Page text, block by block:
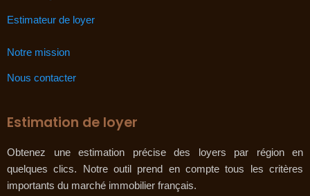
Estimateur de loyer
Notre mission
Nous contacter
Estimation de loyer
Obtenez une estimation précise des loyers par région en
quelques clics. Notre outil prend en compte tous les critères
importants du marché immobilier français.